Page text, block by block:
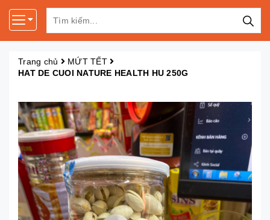
Trang chủ
MỨT TẾT
HAT DE CUOI NATURE HEALTH HU 250G